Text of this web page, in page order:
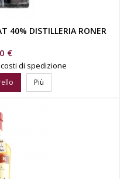
40% DISTILLERIA RONER
€
di spedizione
Più